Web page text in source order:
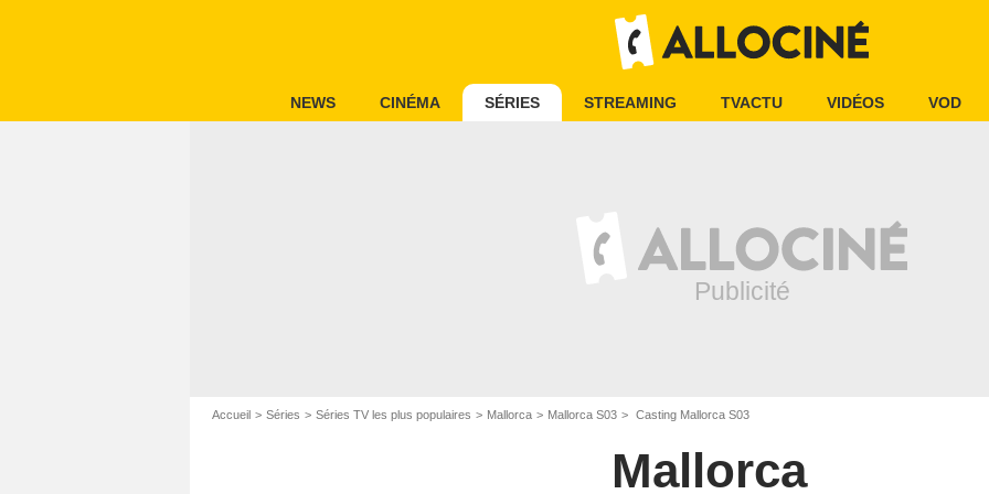
NEWS CINÉMA SÉRIES STREAMING TVACTU VIDÉOS VOD
Accueil Séries Séries TV les plus populaires Mallorca Mallorca S03 Casting Mallorca S03
Mallorca